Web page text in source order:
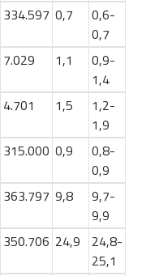
334.597 0,7
0,6-
0,7
7.029 1,1
0,9-
1,4
4.701 1,5
1,2-
1,9
315.000 0,9
0,8-
0,9
363.797 9,8
9,7-
9,9
350.706 24,9
24,8-
25,1